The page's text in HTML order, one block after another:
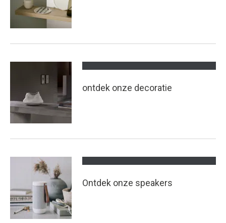
ontdek onze decoratie
Ontdek onze speakers